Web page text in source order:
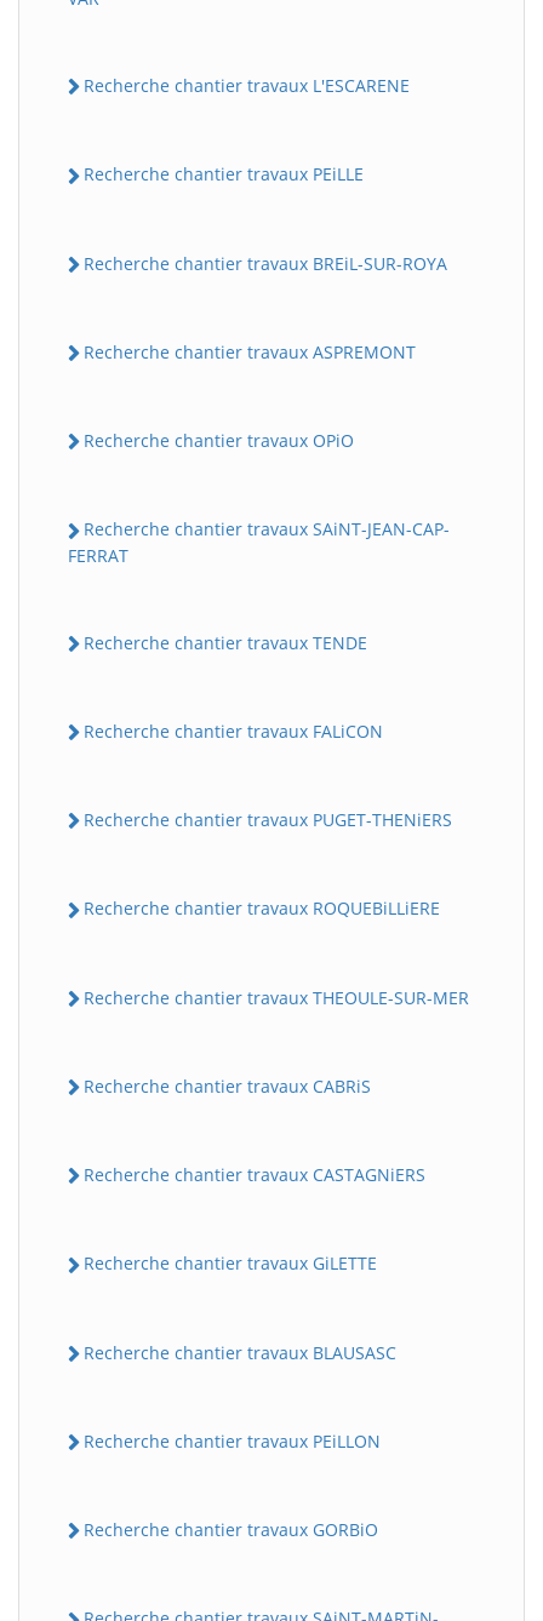
Recherche chantier travaux L'ESCARENE
Recherche chantier travaux PEiLLE
Recherche chantier travaux BREiL-SUR-ROYA
Recherche chantier travaux ASPREMONT
Recherche chantier travaux OPiO
Recherche chantier travaux SAiNT-JEAN-CAP-
FERRAT
Recherche chantier travaux TENDE
Recherche chantier travaux FALiCON
Recherche chantier travaux PUGET-THENiERS
Recherche chantier travaux ROQUEBiLLiERE
Recherche chantier travaux THEOULE-SUR-MER
Recherche chantier travaux CABRiS
Recherche chantier travaux CASTAGNiERS
Recherche chantier travaux GiLETTE
Recherche chantier travaux BLAUSASC
Recherche chantier travaux PEiLLON
Recherche chantier travaux GORBiO